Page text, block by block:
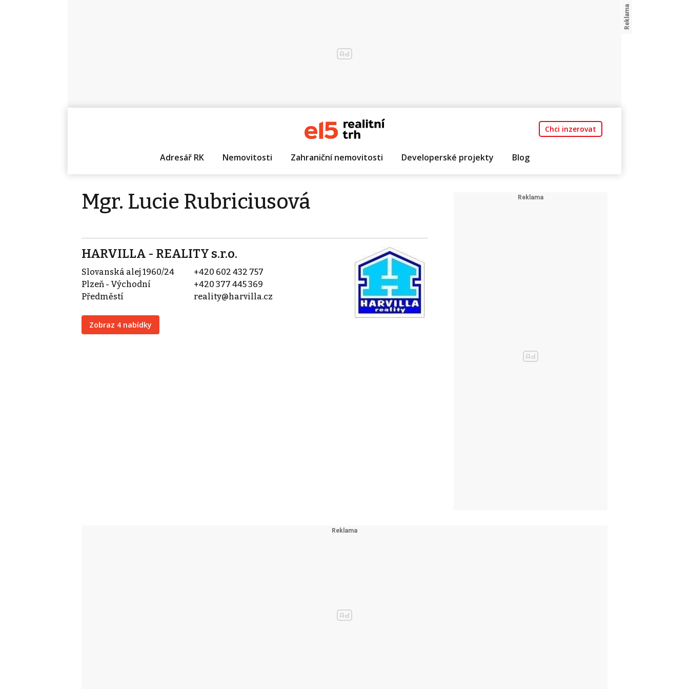
Chci inzerovat
Adresář RK Nemovitosti Zahraniční nemovitosti Developerské projekty Blog
Mgr. Lucie Rubriciusová
HARVILLA - REALITY s.r.o.
Slovanská alej 1960/24
Plzeň - Východní
Předměstí
Zobraz 4 nabídky
+420 602 432 757
+420 377 445 369
reality@harvilla.cz